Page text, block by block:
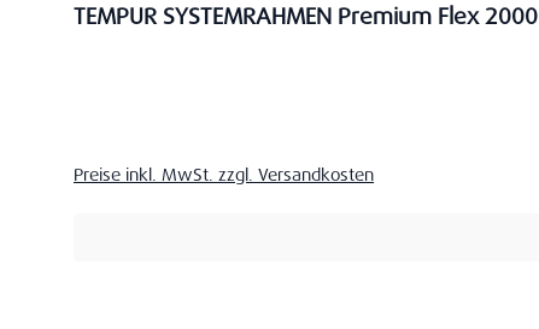
TEMPUR SYSTEMRAHMEN Premium Flex 2000
Preise inkl. MwSt. zzgl. Versandkosten